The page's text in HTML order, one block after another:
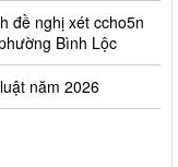
nghị xét ccho5n
Bình Lộc
năm 2026